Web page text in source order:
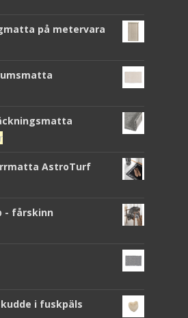
på metervara
Det
priset
475 kr.
AstroTurf
- fårskinn
i fuskpäls